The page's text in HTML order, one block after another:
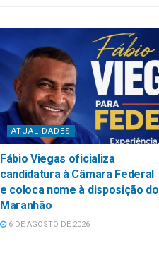
ATUALIDADES
Fábio Viegas oficializa
candidatura à Câmara Federal
e coloca nome à disposição do
Maranhão
6 DE AGOSTO DE 2026